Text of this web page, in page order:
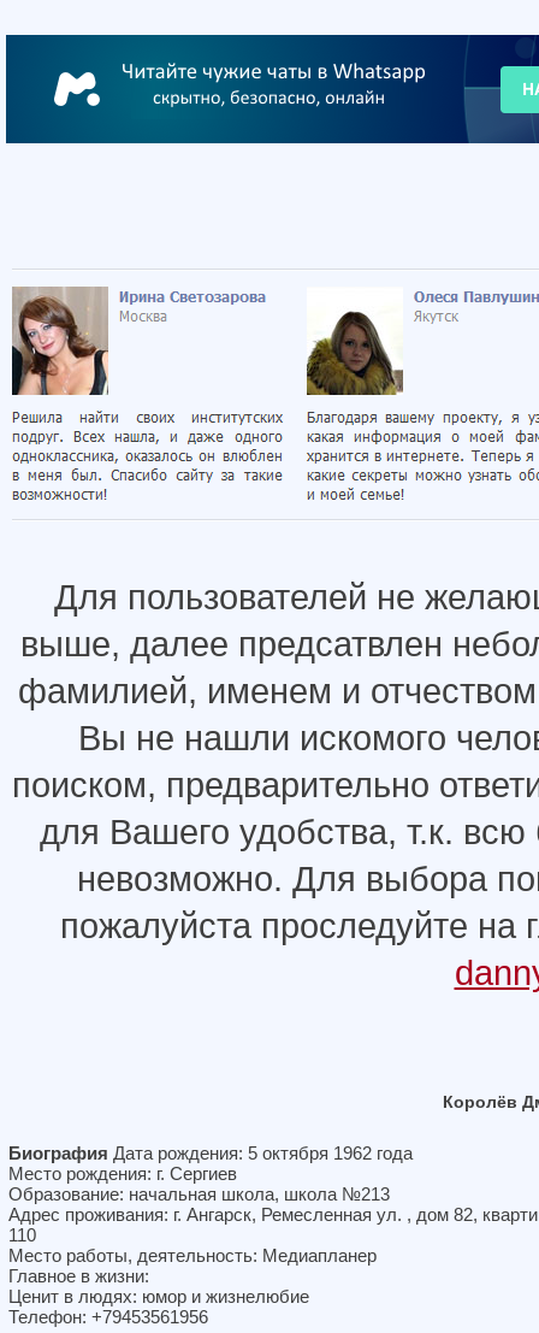
Для пользователей не
выше, далее предсатвлен
фамилией, именем и
Вы не нашли искомого
поиском, предварительно
для Вашего удобства, т.к.
невозможно. Для выбора
пожалуйста проследуйте на
Королёв
Биография Дата рождения: 5 октября 1962 года
Место рождения: г. Сергиев
Образование: начальная школа, школа №213
Адрес проживания: г. Ангарск, Ремесленная ул. , дом 82,
110
Место работы, деятельность: Медиапланер
Главное в жизни:
Ценит в людях: юмор и жизнелюбие
Телефон: +79453561956